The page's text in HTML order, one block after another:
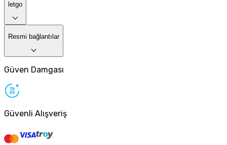
letgo
Resmi bağlantılar
Güven Damgası
Güvenli Alışveriş